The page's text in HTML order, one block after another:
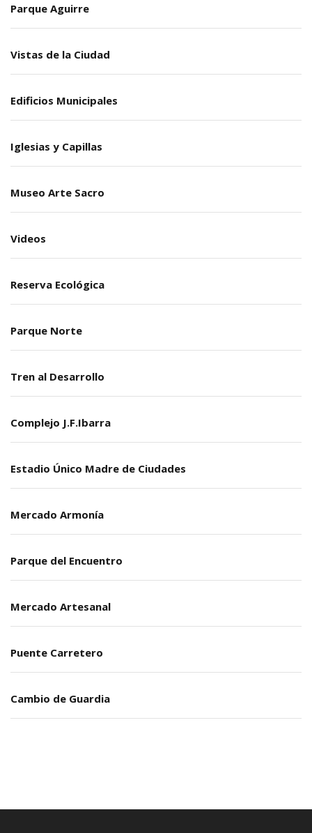
Parque Aguirre
Vistas de la Ciudad
Edificios Municipales
Iglesias y Capillas
Museo Arte Sacro
Videos
Reserva Ecológica
Parque Norte
Tren al Desarrollo
Complejo J.F.Ibarra
Estadio Único Madre de Ciudades
Mercado Armonía
Parque del Encuentro
Mercado Artesanal
Puente Carretero
Cambio de Guardia